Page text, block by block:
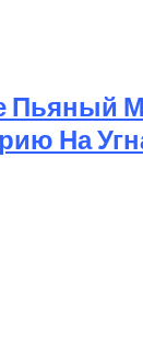
Пьяный
На